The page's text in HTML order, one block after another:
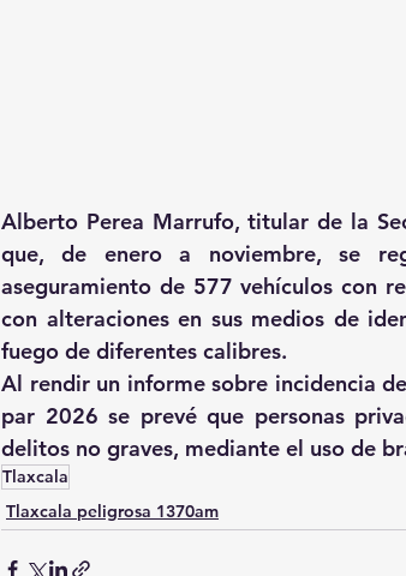
Alberto Perea Marrufo, titular de la
que, de enero a noviembre, se
aseguramiento de 577 vehículos con
con alteraciones en sus medios de
fuego de diferentes calibres.
Al rendir un informe sobre incidencia
par 2026 se prevé que personas
delitos no graves, mediante el uso de
Tlaxcala
Tlaxcala peligrosa 1370am